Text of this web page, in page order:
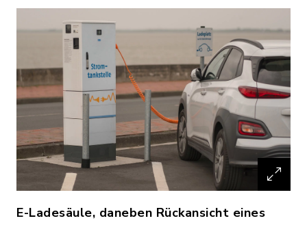
E-Ladesäule, daneben Rückansicht eines